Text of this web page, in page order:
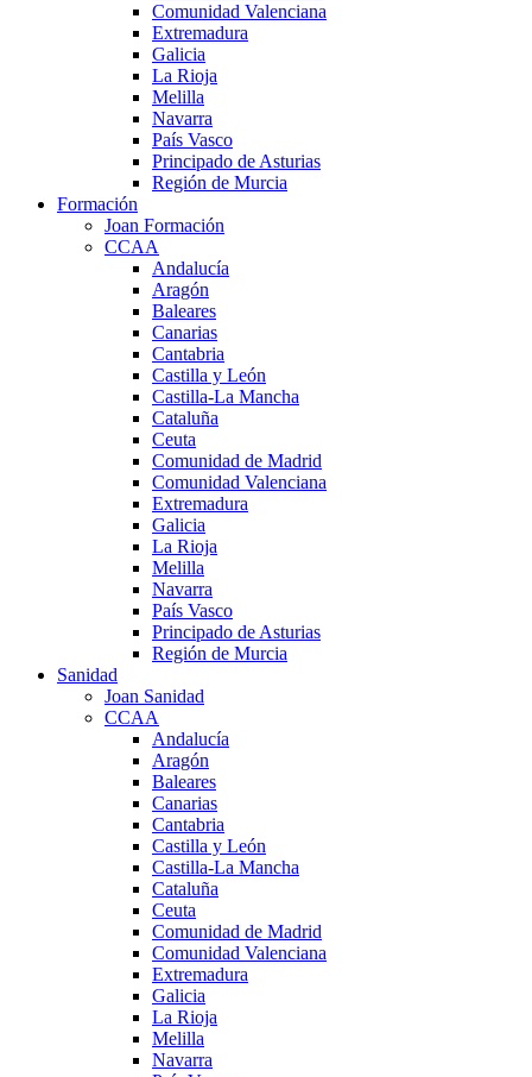
Comunidad Valenciana
Extremadura
Galicia
La Rioja
Melilla
Navarra
País Vasco
Principado de Asturias
Región de Murcia
Formación
Joan Formación
CCAA
Andalucía
Aragón
Baleares
Canarias
Cantabria
Castilla y León
Castilla-La Mancha
Cataluña
Ceuta
Comunidad de Madrid
Comunidad Valenciana
Extremadura
Galicia
La Rioja
Melilla
Navarra
País Vasco
Principado de Asturias
Región de Murcia
Sanidad
Joan Sanidad
CCAA
Andalucía
Aragón
Baleares
Canarias
Cantabria
Castilla y León
Castilla-La Mancha
Cataluña
Ceuta
Comunidad de Madrid
Comunidad Valenciana
Extremadura
Galicia
La Rioja
Melilla
Navarra